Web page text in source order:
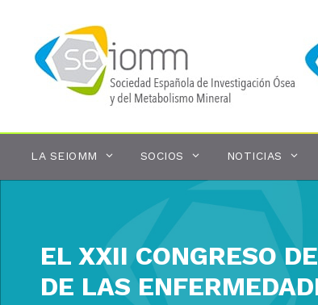
contenido
LA SEIOMM SOCIOS NOTICIAS
EL XXII CONGRESO
DE LAS